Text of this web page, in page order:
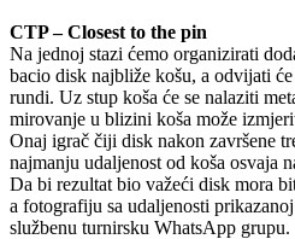
CTP – Closest to the pin
Na jednoj stazi ćemo organizirati
bacio disk najbliže košu, a odvijati
rundi. Uz stup koša će se nalaziti
mirovanje u blizini koša može
Onaj igrač čiji disk nakon završene
najmanju udaljenost od koša osvaja
Da bi rezultat bio važeći disk mora
a fotografiju sa udaljenosti
službenu turnirsku WhatsApp grupu.